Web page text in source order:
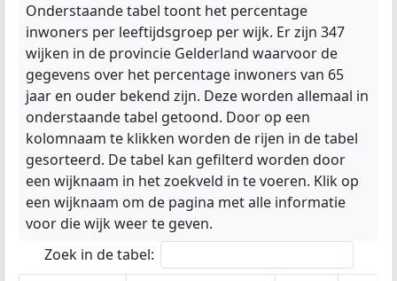
Onderstaande tabel toont het percentage
inwoners per leeftijdsgroep per wijk. Er zijn 347
wijken in de provincie Gelderland waarvoor de
gegevens over het percentage inwoners van 65
jaar en ouder bekend zijn. Deze worden allemaal in
onderstaande tabel getoond. Door op een
kolomnaam te klikken worden de rijen in de tabel
gesorteerd. De tabel kan gefilterd worden door
een wijknaam in het zoekveld in te voeren. Klik op
een wijknaam om de pagina met alle informatie
voor die wijk weer te geven.
Zoek in de tabel: